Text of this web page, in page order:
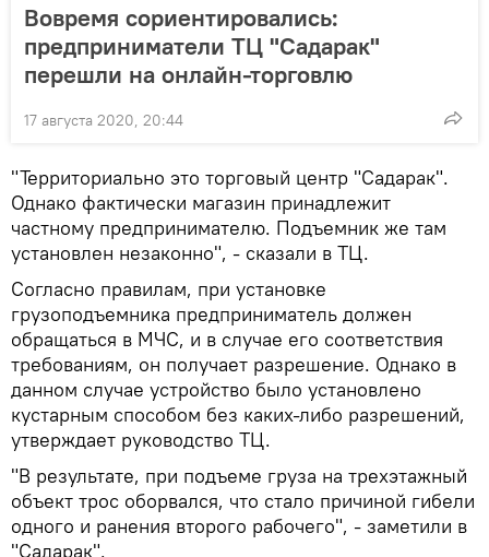
Вовремя сориентировались:
предприниматели ТЦ "Садарак"
перешли на онлайн-торговлю
17 августа 2020, 20:44
"Территориально это торговый центр "Садарак".
Однако фактически магазин принадлежит
частному предпринимателю. Подъемник же там
установлен незаконно", - сказали в ТЦ.
Согласно правилам, при установке
грузоподъемника предприниматель должен
обращаться в МЧС, и в случае его соответствия
требованиям, он получает разрешение. Однако в
данном случае устройство было установлено
кустарным способом без каких-либо разрешений,
утверждает руководство ТЦ.
"В результате, при подъеме груза на трехэтажный
объект трос оборвался, что стало причиной гибели
одного и ранения второго рабочего", - заметили в
"Садарак".